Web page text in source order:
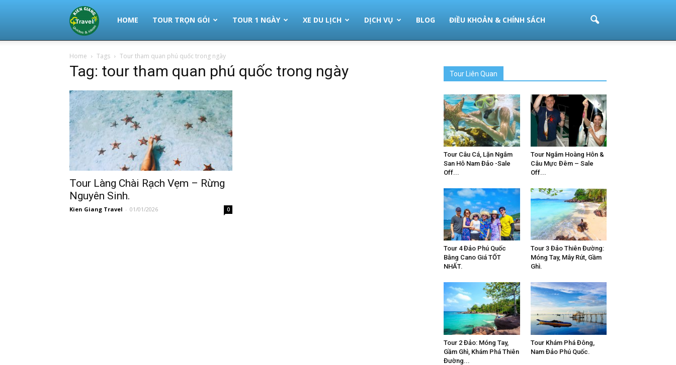
Thuê
Xe
Phú
Quốc
|
HOME TOUR TRỌN GÓI TOUR 1 NGÀY XE DU LỊCH DỊCH VỤ BLOG ĐIỀU KHOẢN & CHÍNH SÁCH
Home Tags Tour tham quan phú quốc trong ngày
Tag: tour tham quan phú quốc trong ngày
Tour Làng Chài Rạch Vẹm – Rừng
Nguyên Sinh.
Kien Giang Travel - 01/01/2026 0
Tour Liên Quan
Tour Câu Cá, Lặn Ngắm
San Hô Nam Đảo -Sale
Off...
Tour Ngắm Hoàng Hôn &
Câu Mực Đêm – Sale
Off...
Tour 4 Đảo Phú Quốc
Bằng Cano Giá TỐT
NHẤT.
Tour 3 Đảo Thiên Đường:
Móng Tay, Mây Rút, Gầm
Ghì.
Tour 2 Đảo: Móng Tay,
Gầm Ghì, Khám Phá Thiên
Đường...
Tour Khám Phá Đông,
Nam Đảo Phú Quốc.